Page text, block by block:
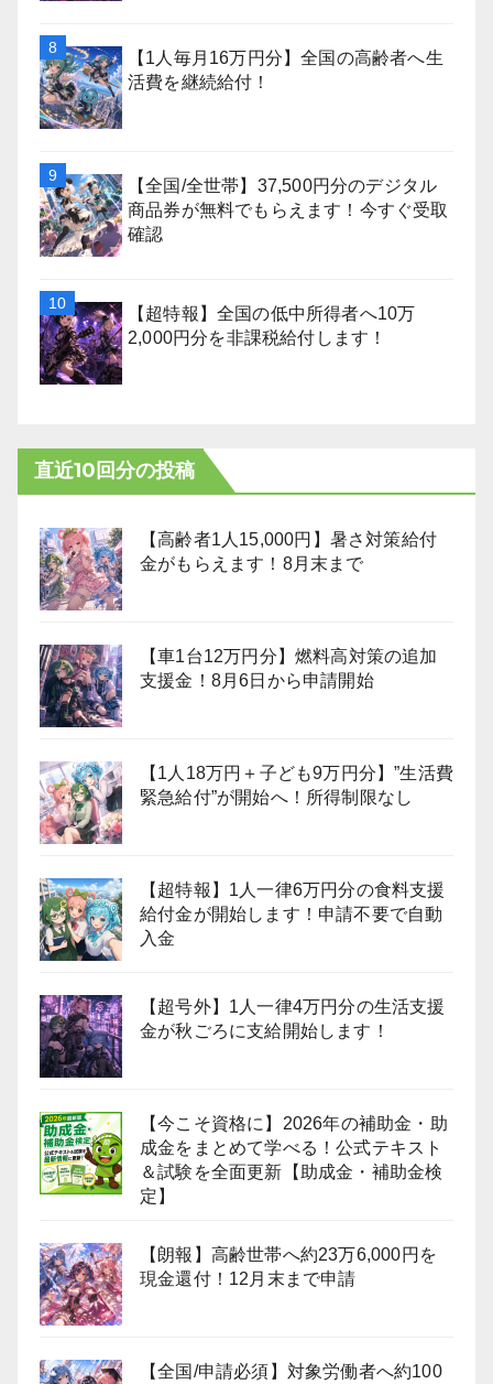
【1人毎月16万円分】全国の高齢者へ生
活費を継続給付！
【全国/全世帯】37,500円分のデジタル
商品券が無料でもらえます！今すぐ受取
確認
【超特報】全国の低中所得者へ10万
2,000円分を非課税給付します！
直近10回分の投稿
【高齢者1人15,000円】暑さ対策給付
金がもらえます！8月末まで
【車1台12万円分】燃料高対策の追加
支援金！8月6日から申請開始
【1人18万円＋子ども9万円分】”生活費
緊急給付”が開始へ！所得制限なし
【超特報】1人一律6万円分の食料支援
給付金が開始します！申請不要で自動
入金
【超号外】1人一律4万円分の生活支援
金が秋ごろに支給開始します！
【今こそ資格に】2026年の補助金・助
成金をまとめて学べる！公式テキスト
＆試験を全面更新【助成金・補助金検
定】
【朗報】高齢世帯へ約23万6,000円を
現金還付！12月末まで申請
【全国/申請必須】対象労働者へ約100